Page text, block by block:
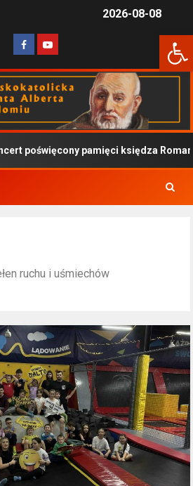
2026-08-08
poświęcony pamięci księdza Romana
ruchu i uśmiechów